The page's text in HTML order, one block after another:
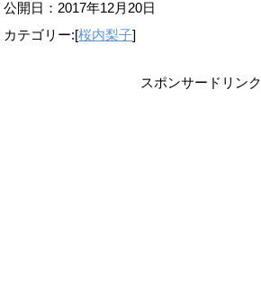
公開日： 2017年12月20日
カテゴリー:[桜内梨子]
スポンサードリンク